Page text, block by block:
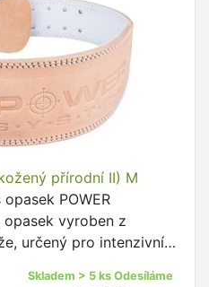
přírodní II) M
opasek POWER
opasek vyroben z
určený pro intenzivní
Skladem > 5 ks Odesíláme